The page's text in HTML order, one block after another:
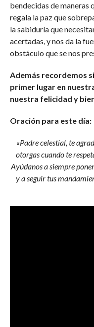
bendecidas de maneras
regala la paz que
la sabiduría que
acertadas, y nos da la
obstáculo que se nos
Además recordemos
primer lugar en
nuestra felicidad y
Oración para este día:
«Padre celestial, te
otorgas cuando te
Ayúdanos a siempre
y a seguir tus